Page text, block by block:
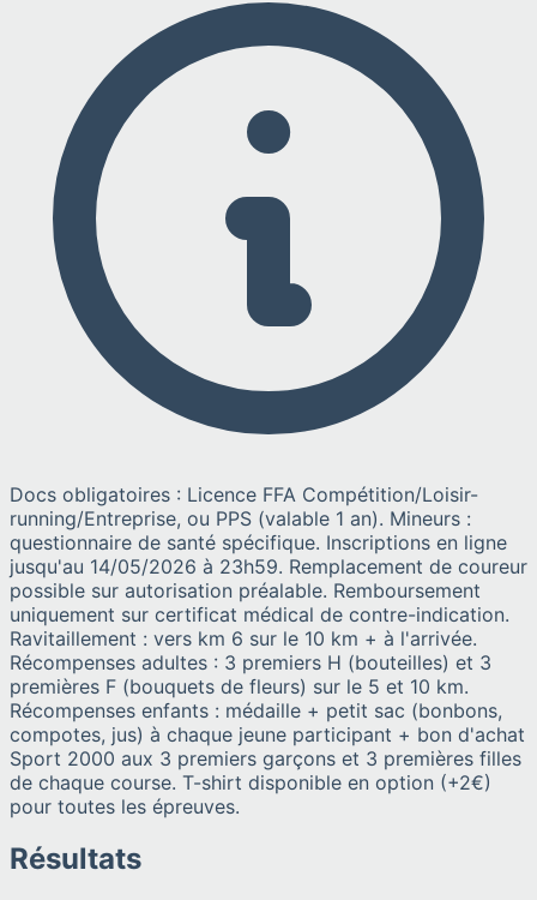
Docs obligatoires : Licence FFA Compétition/Loisir-
running/Entreprise, ou PPS (valable 1 an). Mineurs :
questionnaire de santé spécifique. Inscriptions en ligne
jusqu'au 14/05/2026 à 23h59. Remplacement de coureur
possible sur autorisation préalable. Remboursement
uniquement sur certificat médical de contre-indication.
Ravitaillement : vers km 6 sur le 10 km + à l'arrivée.
Récompenses adultes : 3 premiers H (bouteilles) et 3
premières F (bouquets de fleurs) sur le 5 et 10 km.
Récompenses enfants : médaille + petit sac (bonbons,
compotes, jus) à chaque jeune participant + bon d'achat
Sport 2000 aux 3 premiers garçons et 3 premières filles
de chaque course. T-shirt disponible en option (+2€)
pour toutes les épreuves.
Résultats